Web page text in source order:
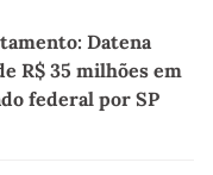
Datena
R$ 35 milhões em
federal por SP